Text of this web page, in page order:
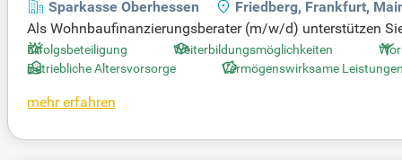
Sparkasse Oberhessen
Friedberg, Frankfurt,
Als Wohnbaufinanzierungsberater (m/w/d) unterstützen
m modernen Arbeitsplatz und flexiblen Arbeitszeiten,
e auf individuelle und bedarfsgerechte Lösungen. Der
e und gestalten Sie die Zukunft des Wohnbaus aktiv mit!
Erfolgsbeteiligung Weiterbildungsmöglichkeiten
Betriebliche Altersvorsorge
Vermögenswirksame Leistungen
mehr erfahren